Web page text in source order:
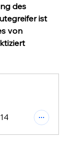
des
ist
von